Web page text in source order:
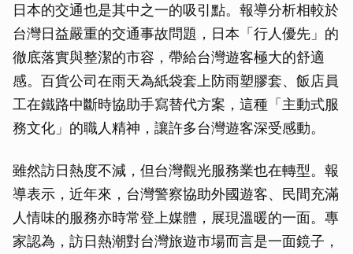
日本的交通也是其中之一的吸引點。報導分析相較於
台灣日益嚴重的交通事故問題，日本「行人優先」的
徹底落實與整潔的市容，帶給台灣遊客極大的舒適
感。百貨公司在雨天為紙袋套上防雨塑膠套、飯店員
工在鐵路中斷時協助手寫替代方案，這種「主動式服
務文化」的職人精神，讓許多台灣遊客深受感動。
雖然訪日熱度不減，但台灣觀光服務業也在轉型。報
導表示，近年來，台灣警察協助外國遊客、民間充滿
人情味的服務亦時常登上媒體，展現溫暖的一面。專
家認為，訪日熱潮對台灣旅遊市場而言是一面鏡子，